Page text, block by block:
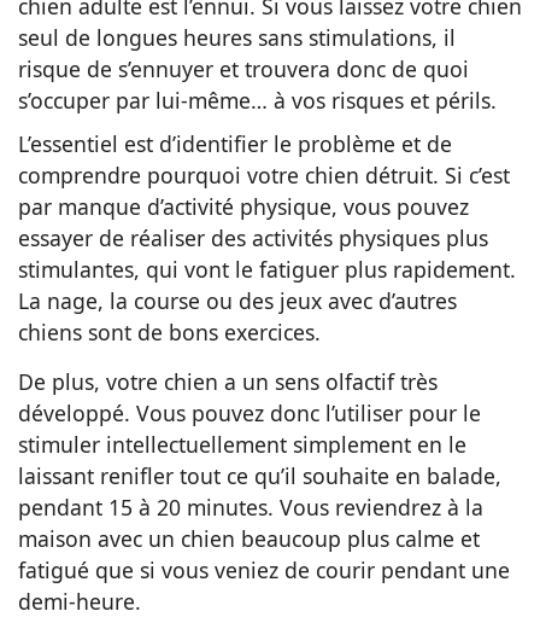
seul de longues heures sans stimulations, il
risque de s’ennuyer et trouvera donc de quoi
s’occuper par lui-même… à vos risques et périls.
L’essentiel est d’identifier le problème et de
comprendre pourquoi votre chien détruit. Si c’est
par manque d’activité physique, vous pouvez
essayer de réaliser des activités physiques plus
stimulantes, qui vont le fatiguer plus rapidement.
La nage, la course ou des jeux avec d’autres
chiens sont de bons exercices.
De plus, votre chien a un sens olfactif très
développé. Vous pouvez donc l’utiliser pour le
stimuler intellectuellement simplement en le
laissant renifler tout ce qu’il souhaite en balade,
pendant 15 à 20 minutes. Vous reviendrez à la
maison avec un chien beaucoup plus calme et
fatigué que si vous veniez de courir pendant une
demi-heure.